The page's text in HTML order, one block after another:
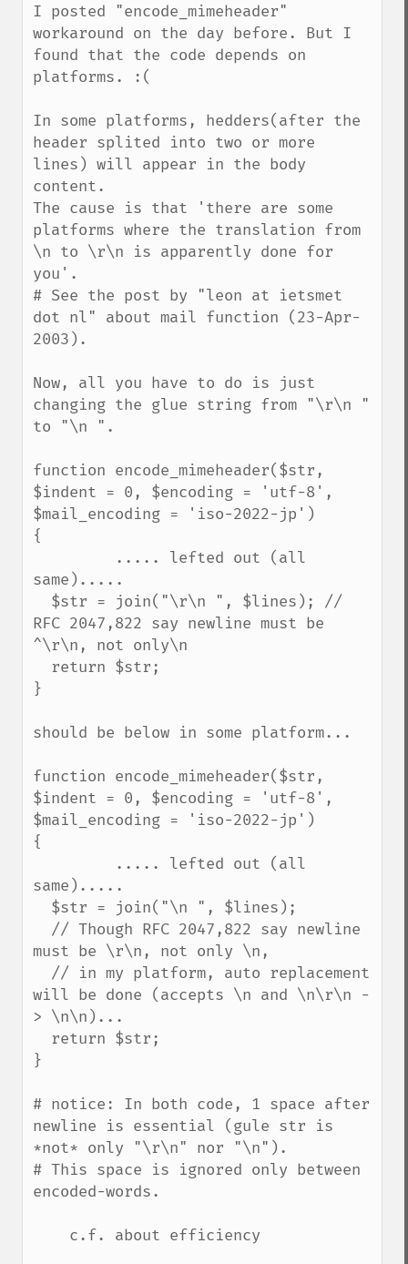
I posted "encode_mimeheader"
workaround on the day before. But I
found that the code depends on
platforms. :(
In some platforms, hedders(after the
header splited into two or more
lines) will appear in the body
content.
The cause is that 'there are some
platforms where the translation from
\n to \r\n is apparently done for
you'.
# See the post by "leon at ietsmet
dot nl" about mail function (23-Apr-
2003).
Now, all you have to do is just
changing the glue string from "\r\n "
to "\n ".
function encode_mimeheader($str,
$indent = 0, $encoding = 'utf-8',
$mail_encoding = 'iso-2022-jp')
{
same).....
RFC 2047,822 say newline must be
^\r\n, not only\n
}
should be below in some platform...
function encode_mimeheader($str,
$indent = 0, $encoding = 'utf-8',
$mail_encoding = 'iso-2022-jp')
{
same).....
must be \r\n, not only \n,
will be done (accepts \n and \n\r\n -
> \n\n)...
}
# notice: In both code, 1 space after
newline is essential (gule str is
*not* only "\r\n" nor "\n").
# This space is ignored only between
encoded-words.